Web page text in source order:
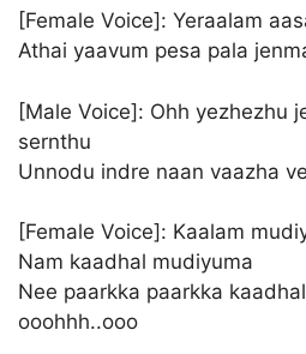
[Female Voice]: Yeraalam
Athai yaavum pesa pala
[Male Voice]: Ohh yezhezhu
sernthu
Unnodu indre naan vaazha
[Female Voice]: Kaalam
Nam kaadhal mudiyuma
Nee paarkka paarkka
ooohhh..ooo